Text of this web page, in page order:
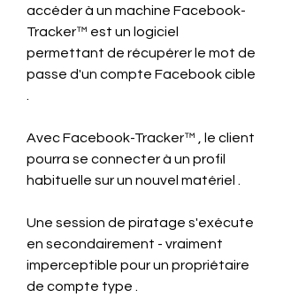
accéder à un machine Facebook-
Tracker™ est un logiciel
permettant de récupérer le mot de
passe d'un compte Facebook cible
Avec Facebook-Tracker™ , le client
pourra se connecter à un profil
habituelle sur un nouvel matériel .
Une session de piratage s'exécute
en secondairement - vraiment
imperceptible pour un propriétaire
de compte type .